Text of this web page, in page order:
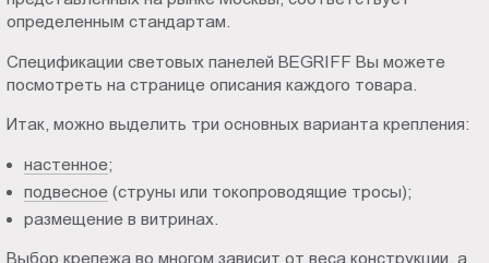
определенным стандартам.
Спецификации световых панелей BEGRIFF Вы можете
посмотреть на странице описания каждого товара.
Итак, можно выделить три основных варианта крепления:
настенное;
подвесное (струны или токопроводящие тросы);
размещение в витринах.
Выбор крепежа во многом зависит от веса конструкции, а